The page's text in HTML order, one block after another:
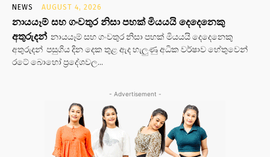
NEWS AUGUST 4, 2026
නායයෑම් සහ ගංවතුර නිසා පහක් මියයයි දෙදෙනෙකු
අතුරුදන් නායයෑම් සහ ගංවතුර නිසා පහක් මියයයි දෙදෙනෙකු
අතුරුදන් පසුගිය දින දෙක තුළ ඇද හැලුණු අධික වර්ෂාව හේතුවෙන්
රටේ බොහෝ ප්‍රදේශවල...
- Advertisement -